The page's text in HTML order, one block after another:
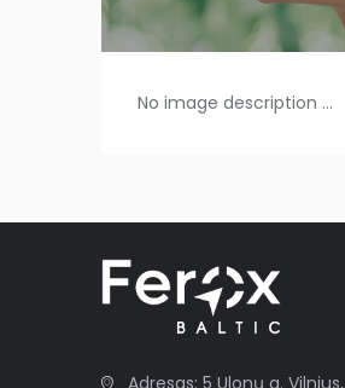
No image description ...